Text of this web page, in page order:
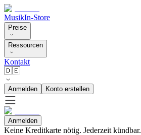
MusikIn-Store
Preise
Ressourcen
Kontakt
🇩🇪
Anmelden Konto erstellen
Anmelden
Keine Kreditkarte nötig. Jederzeit kündbar.